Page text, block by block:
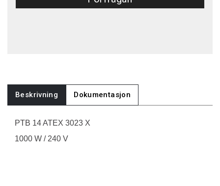
Beskrivning Dokumentasjon
PTB 14 ATEX 3023 X
1000 W / 240 V